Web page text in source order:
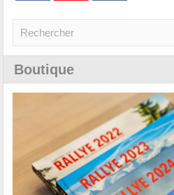
Boutique